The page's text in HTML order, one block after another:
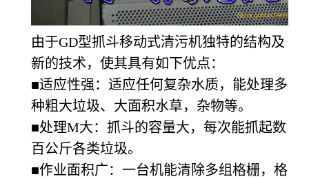
由于GD型抓斗移动式清污机独特的结构及
新的技术，使其具有如下优点：
■适应性强：适应任何复杂水质，能处理多
种粗大垃圾、大面积水草，杂物等。
■处理M大：抓斗的容量大，每次能抓起数
百公斤各类垃圾。
■作业面积广：一台机能清除多组格栅，格